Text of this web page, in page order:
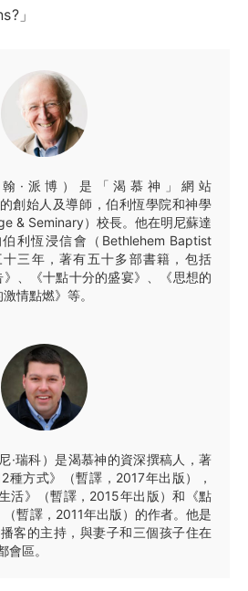
」
翰·派博）是「渴慕神」網站
創始人及導師，伯利恆學院和神學
& Seminary）校長。他在明尼蘇達
利恆浸信會（Bethlehem Baptist
三年，著有五十多部書籍，包括
》、《十點十分的盛宴》、《思想的
情點燃》等。
尼·瑞科）是渴慕神的資深撰稿人，著
種方式》（暫譯，2017年出版），
活》（暫譯，2015年出版）和《點
暫譯，2011年出版）的作者。他是
客的主持，與妻子和三個孩子住在
區。